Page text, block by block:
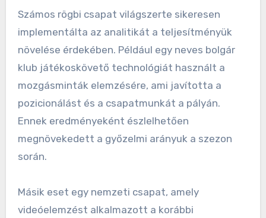
Számos rögbi csapat világszerte sikeresen
implementálta az analitikát a teljesítményük
növelése érdekében. Például egy neves bolgár
klub játékoskövető technológiát használt a
mozgásminták elemzésére, ami javította a
pozicionálást és a csapatmunkát a pályán.
Ennek eredményeként észlelhetően
megnövekedett a győzelmi arányuk a szezon
során.
Másik eset egy nemzeti csapat, amely
videóelemzést alkalmazott a korábbi